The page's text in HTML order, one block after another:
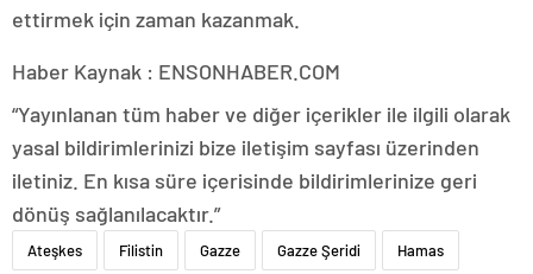
ettirmek için zaman kazanmak.
Haber Kaynak : ENSONHABER.COM
“Yayınlanan tüm haber ve diğer içerikler ile ilgili olarak
yasal bildirimlerinizi bize iletişim sayfası üzerinden
iletiniz. En kısa süre içerisinde bildirimlerinize geri
dönüş sağlanılacaktır.”
Ateşkes Filistin Gazze Gazze Şeridi Hamas